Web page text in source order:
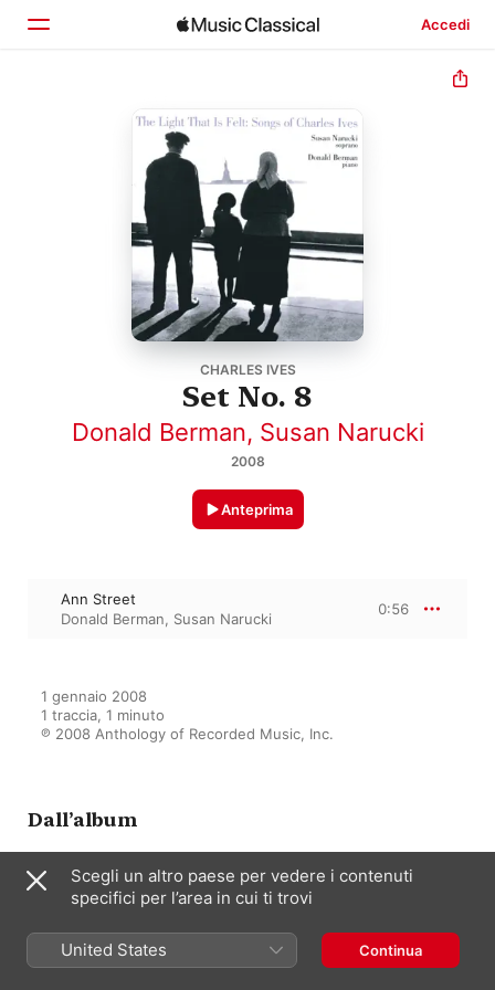
Accedi
CHARLES IVES
Set No. 8
Donald Berman, Susan Narucki
2008
Anteprima
Ann Street
Donald Berman, Susan Narucki
0:56
1 gennaio 2008
1 traccia, 1 minuto
℗ 2008 Anthology of Recorded Music, Inc.
Dall’album
The Light That is Felt: Songs of
Susan Narucki,Donald Berman
Scegli un altro paese per vedere i contenuti
specifici per l’area in cui ti trovi
United States Continua